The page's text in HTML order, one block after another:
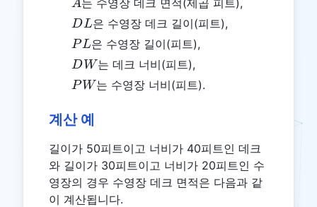
A는 수영장 데크 면적(제곱 피트),
DL
DL은 수영장 데크 길이(피트),
PL
PL은 수영장 길이(피트),
DW
DW는 데크 너비(피트),
PW
PW는 수영장 너비(피트).
계산 예
길이가 50피트이고 너비가 40피트인 데크
와 길이가 30피트이고 너비가 20피트인 수
영장의 경우 수영장 데크 면적은 다음과 같
이 계산됩니다.